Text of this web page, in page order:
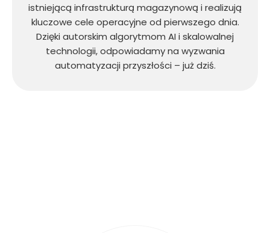
istniejącą infrastrukturą magazynową i realizują
kluczowe cele operacyjne od pierwszego dnia.
Dzięki autorskim algorytmom AI i skalowalnej
technologii, odpowiadamy na wyzwania
automatyzacji przyszłości – już dziś.